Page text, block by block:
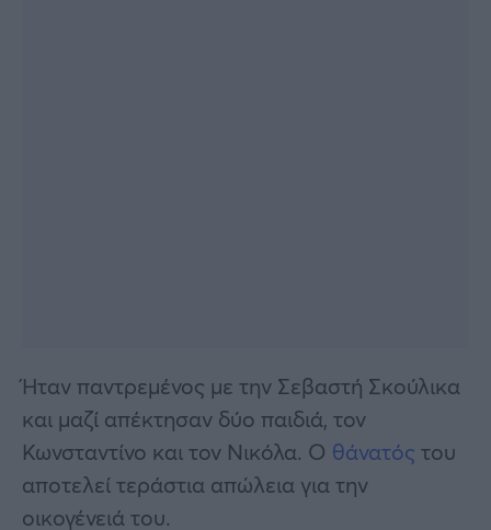
Ήταν παντρεμένος με την Σεβαστή Σκούλικα
και μαζί απέκτησαν δύο παιδιά, τον
Κωνσταντίνο και τον Νικόλα. Ο θάνατός του
αποτελεί τεράστια απώλεια για την
οικογένειά του.